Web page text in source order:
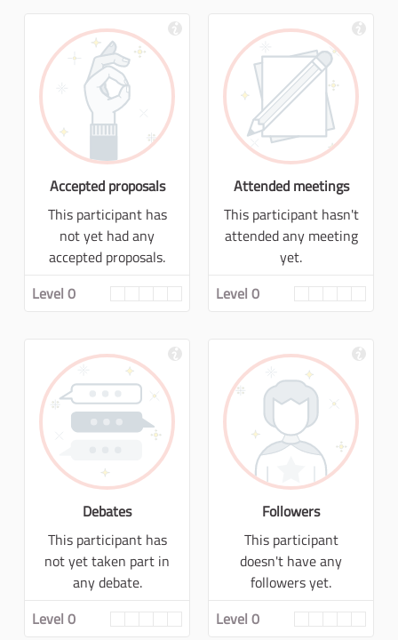
Accepted proposals
This participant has
not yet had any
accepted proposals.
Level 0
Attended meetings
This participant hasn't
attended any meeting
yet.
Level 0
Debates
This participant has
not yet taken part in
any debate.
Level 0
Followers
This participant
doesn't have any
followers yet.
Level 0